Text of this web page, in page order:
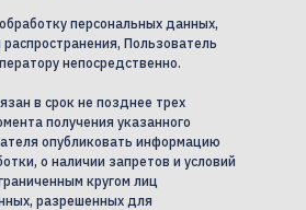
персональных данных,
Пользователь
непосредственно.
в срок не позднее трех
получения указанного
опубликовать информацию
о наличии запретов и условий
кругом лиц
разрешенных для